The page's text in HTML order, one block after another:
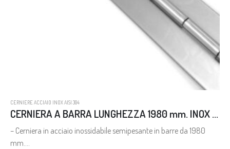
CERNIERE ACCIAIO INOX AISI 304
CERNIERA A BARRA LUNGHEZZA 1980 mm. INOX AISI 304 SENZA FORI
– Cerniera in acciaio inossidabile semipesante in barre da 1980
mm.